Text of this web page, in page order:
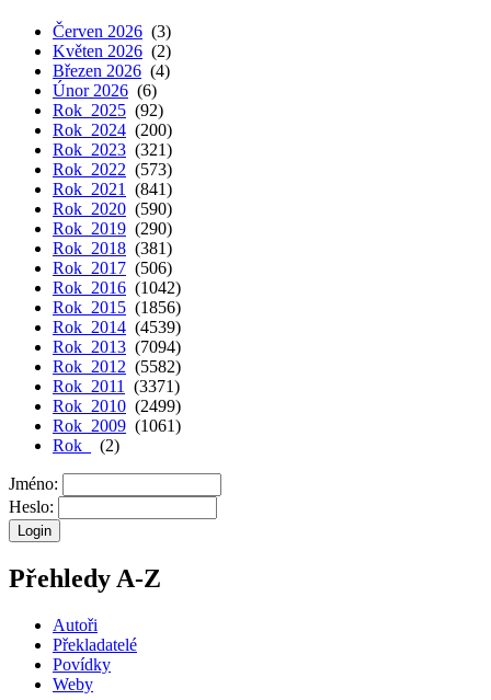
Červen 2026 (3)
Květen 2026 (2)
Březen 2026 (4)
Únor 2026 (6)
Rok 2025 (92)
Rok 2024 (200)
Rok 2023 (321)
Rok 2022 (573)
Rok 2021
(841)
Rok 2020 (590)
Rok 2019 (290)
Rok 2018 (381)
Rok 2017 (506)
Rok 2016 (1042)
Rok 2015 (1856)
Rok 2014 (4539)
Rok 2013 (7094)
Rok 2012 (5582)
Rok 2011
(3371)
Rok 2010 (2499)
Rok 2009 (1061)
Rok
(2)
Jméno:
Heslo:
Přehledy A-Z
Autoři
Překladatelé
Povídky
Weby